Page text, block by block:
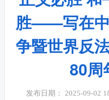
胜——写在中
争暨世界反
80周
发布日期： 2025-09-02